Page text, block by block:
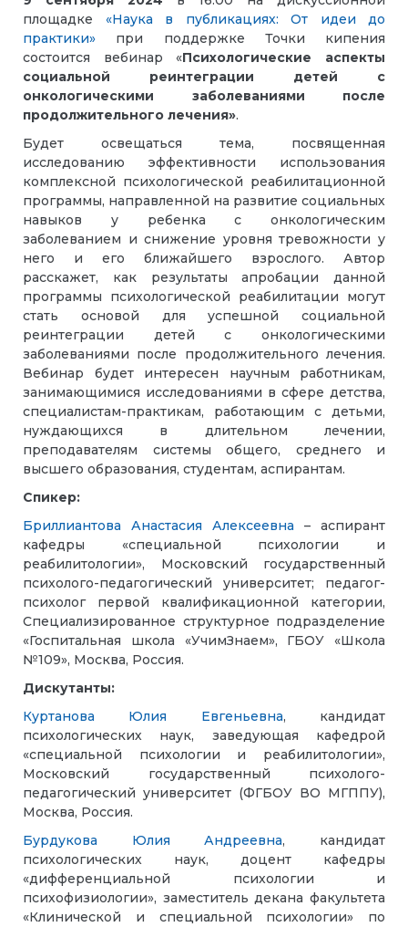
площадке
«Наука в публикациях: От идеи до
практики»
при поддержке Точки кипения
состоится вебинар «Психологические аспекты
социальной реинтеграции детей с
онкологическими заболеваниями после
продолжительного лечения».
Будет освещаться тема, посвященная
исследованию эффективности использования
комплексной психологической реабилитационной
программы, направленной на развитие социальных
навыков у ребенка с онкологическим
заболеванием и снижение уровня тревожности у
него и его ближайшего взрослого. Автор
расскажет, как результаты апробации данной
программы психологической реабилитации могут
стать основой для успешной социальной
реинтеграции детей с онкологическими
заболеваниями после продолжительного лечения.
Вебинар будет интересен научным работникам,
занимающимися исследованиями в сфере детства,
специалистам-практикам, работающим с детьми,
нуждающихся в длительном лечении,
преподавателям системы общего, среднего и
высшего образования, студентам, аспирантам.
Спикер:
Бриллиантова Анастасия Алексеевна
– аспирант
кафедры «специальной психологии и
реабилитологии», Московский государственный
психолого-педагогический университет; педагог-
психолог первой квалификационной категории,
Специализированное структурное подразделение
«Госпитальная школа «УчимЗнаем», ГБОУ «Школа
№109», Москва, Россия.
Дискутанты:
Куртанова Юлия Евгеньевна, кандидат
психологических наук, заведующая кафедрой
«специальной психологии и реабилитологии»,
Московский государственный психолого-
педагогический университет (ФГБОУ ВО МГППУ),
Москва, Россия.
Бурдукова Юлия Андреевна, кандидат
психологических наук, доцент кафедры
«дифференциальной психологии и
психофизиологии», заместитель декана факультета
«Клинической и специальной психологии» по